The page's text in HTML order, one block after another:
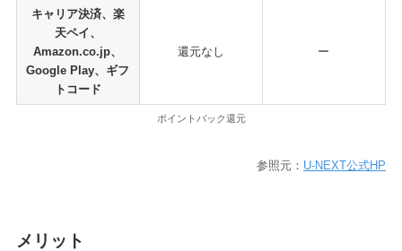
キャリア決済、楽
天ペイ、
Amazon.co.jp、
Google Play、ギフ
トコード
還元なし ー
ポイントバック還元
参照元： U-NEXT公式HP
メリット